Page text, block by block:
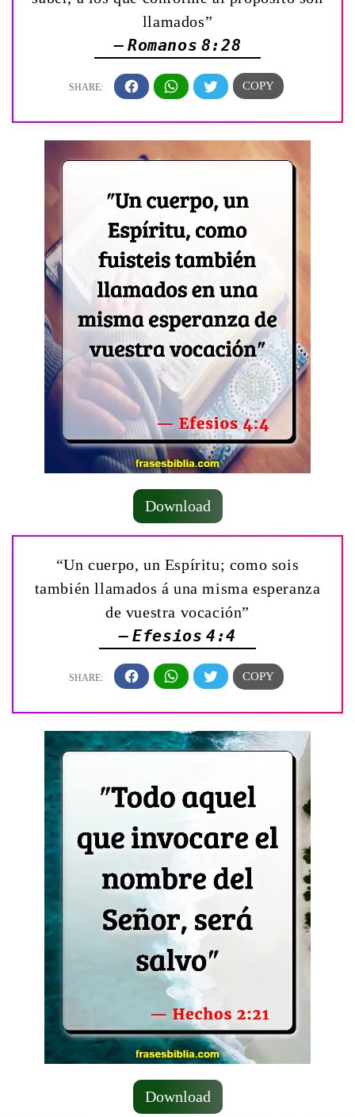
llamados”
— Romanos 8:28
Download
“Un cuerpo, un Espíritu; como sois
también llamados á una misma esperanza
de vuestra vocación”
— Efesios 4:4
Download